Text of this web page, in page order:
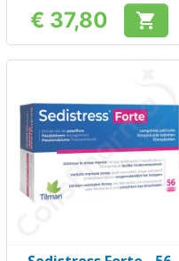
Prijs
€ 37,80 